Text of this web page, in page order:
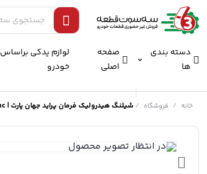
دسته بندی
ها
صفحه
اصلی
لوازم یدکی براساس
خودرو
خانه / فروشگاه /شیلنگ هیدرولیک فرمان پراید جهان پارت | ipnc